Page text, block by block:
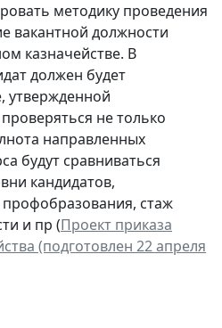
методику проведения
вакантной должности
казначействе. В
должен будет
утвержденной
не только
направленных
будут сравниваться
кандидатов,
профобразования, стаж
и пр (Проект приказа
(подготовлен 22 апреля